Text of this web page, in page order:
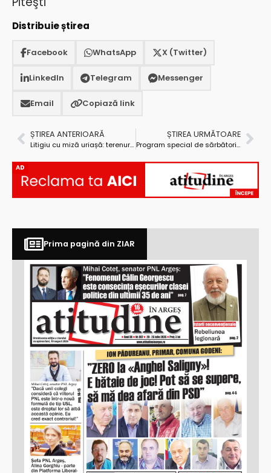
Distribuie știrea
Facebook WhatsApp X (Twitter)
LinkedIn Telegram Messenger
Email Copiază link
ȘTIREA ANTERIOARĂ
Litigiu cu miză uriașă: terenurile de la Tancodrom, stăpânite de Aeroclubul Henri Coandă!
ȘTIREA URMĂTOARE
Program special de sărbători la Bazinul Olimpic Pitești
AD
Prima pagină din ZIAR